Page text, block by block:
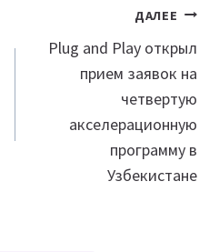
ДАЛЕЕ
Plug and Play открыл
прием заявок на
четвертую
акселерационную
программу в
Узбекистане